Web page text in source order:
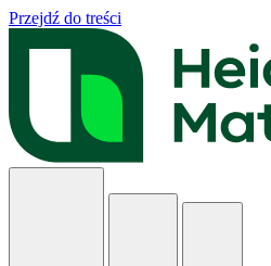
Przejdź do treści